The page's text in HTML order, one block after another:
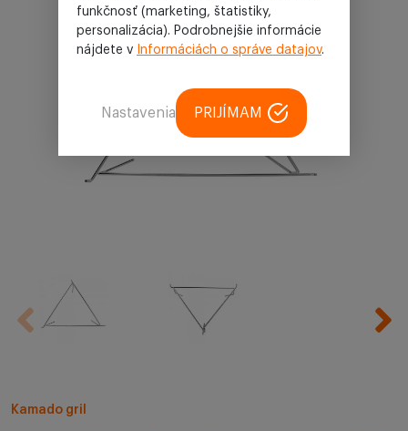
Kamado gril
funkčnosť (marketing, štatistiky,
personalizácia). Podrobnejšie informácie
nájdete v Informáciách o správe datajov.
Nastavenia PRIJÍMAM